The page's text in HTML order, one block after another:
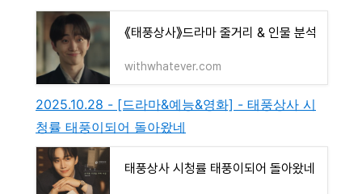
《태풍상사》드라마 줄거리 & 인물 분석
withwhatever.com
2025.10.28 - [드라마&예능&영화] - 태풍상사 시
청률 태풍이되어 돌아왔네
태풍상사 시청률 태풍이되어 돌아왔네